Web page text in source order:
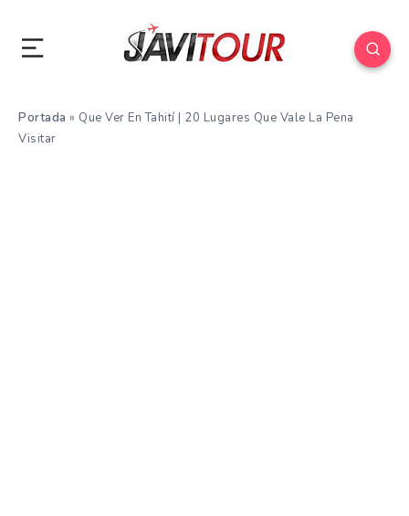
Portada » Que Ver En Tahití | 20 Lugares Que Vale La Pena
Visitar